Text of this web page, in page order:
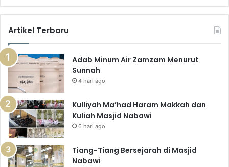
Artikel Terbaru
Adab Minum Air Zamzam Menurut
Sunnah
4 hari ago
Kulliyah Ma’had Haram Makkah dan
Kuliah Masjid Nabawi
6 hari ago
Tiang-Tiang Bersejarah di Masjid
Nabawi